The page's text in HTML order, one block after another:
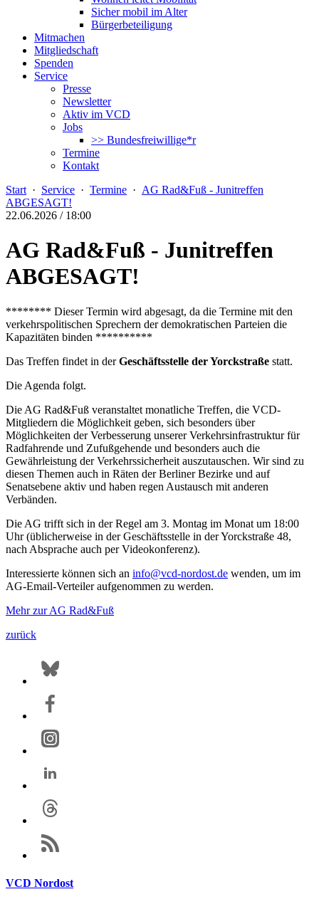
Sicher mobil im Alter
Bürgerbeteiligung
Mitmachen
Mitgliedschaft
Spenden
Service
Presse
Newsletter
Aktiv im VCD
Jobs
>> Bundesfreiwillige*r
Termine
Kontakt
Start · Service · Termine · AG Rad&Fuß - Junitreffen
ABGESAGT!
22.06.2026 / 18:00
AG Rad&Fuß - Junitreffen
ABGESAGT!
******** Dieser Termin wird abgesagt, da die Termine mit den
verkehrspolitischen Sprechern der demokratischen Parteien die
Kapazitäten binden **********
Das Treffen findet in derGeschäftsstelle der Yorckstraße statt.
Die Agenda folgt.
Die AG Rad&Fuß veranstaltet monatliche Treffen, die VCD-
Mitgliedern die Möglichkeit geben, sich besonders über
Möglichkeiten der Verbesserung unserer Verkehrsinfrastruktur für
Radfahrende und Zufußgehende und besonders auch die
Gewährleistung der Verkehrssicherheit auszutauschen. Wir sind zu
diesen Themen auch in Räten der Berliner Bezirke und auf
Senatsebene aktiv und haben regen Austausch mit anderen
Verbänden.
Die AG trifft sich in der Regel am 3. Montag im Monat um 18:00
Uhr (üblicherweise in der Geschäftsstelle in der Yorckstraße 48,
nach Absprache auch per Videokonferenz).
Interessierte können sich an info@vcd-nordost.de wenden, um im
AG-Email-Verteiler aufgenommen zu werden.
Mehr zur AG Rad&Fuß
zurück
VCD Nordost